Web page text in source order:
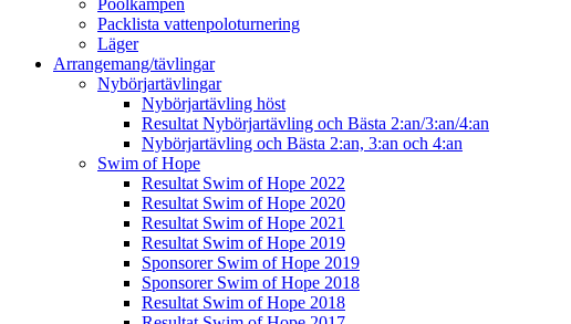
Poolkampen
Packlista vattenpoloturnering
Läger
Arrangemang/tävlingar
Nybörjartävlingar
Nybörjartävling höst
Resultat Nybörjartävling och Bästa 2:an/3:an/4:an
Nybörjartävling och Bästa 2:an, 3:an och 4:an
Swim of Hope
Resultat Swim of Hope 2022
Resultat Swim of Hope 2020
Resultat Swim of Hope 2021
Resultat Swim of Hope 2019
Sponsorer Swim of Hope 2019
Sponsorer Swim of Hope 2018
Resultat Swim of Hope 2018